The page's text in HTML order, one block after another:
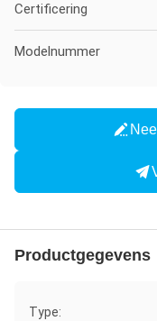
Certificering
Modelnummer
Productgegevens
Type: